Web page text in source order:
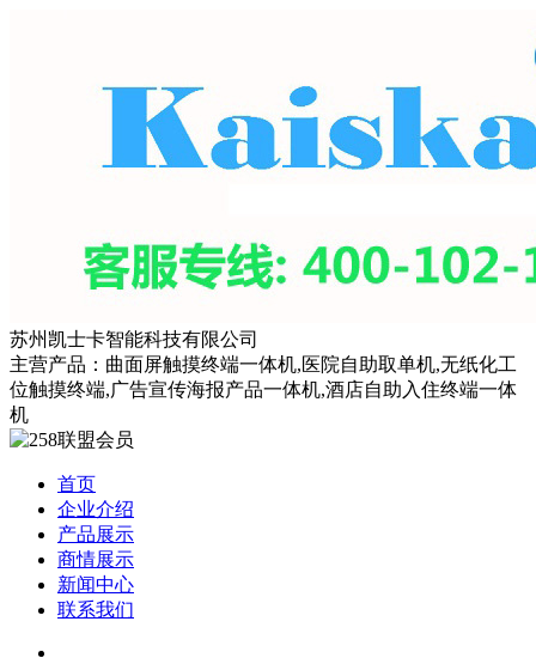
苏州凯士卡智能科技有限公司
主营产品：曲面屏触摸终端一体机,医院自助取单机,无纸化工
位触摸终端,广告宣传海报产品一体机,酒店自助入住终端一体
机
首页
企业介绍
产品展示
商情展示
新闻中心
联系我们